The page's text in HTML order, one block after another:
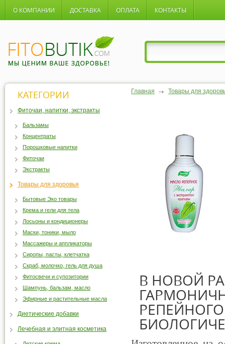
О КОМПАНИИ ДОСТАВКА ОПЛАТА КОНТАКТЫ
Главная Товары для
В НОВОЙ
КАТЕГОРИИ
Фиточаи, напитки, экстракты
Бальзамы
Концентраты
Порошковые напитки
Фиточаи
Экстракты
Товары для здоровья
Бытовые Эко товары
Крема и гели для тела
Лосьоны и кондиционеры
Маски, тоники, мыло
Массажеры и аппликаторы
Сиропы, пасты, клетчатка
Скраб, молочко, гель для душа
Фитосвечи и супозитории
Шампунь, бальзам, масло
Эфирные и растительные масла
Диетические добавки
Лечебная и элитная косметика